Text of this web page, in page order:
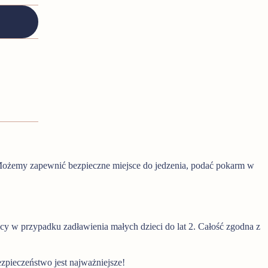
zapewnić bezpieczne miejsce do jedzenia, podać pokarm w
przypadku zadławienia małych dzieci do lat 2. Całość zgodna z
jest najważniejsze!